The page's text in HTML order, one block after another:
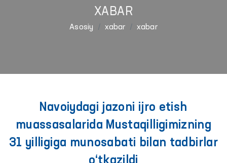
XABAR
Asosiy xabar xabar
Navoiydagi jazoni ijro etish
muassasalarida Mustaqilligimizning
31 yilligiga munosabati bilan tadbirlar